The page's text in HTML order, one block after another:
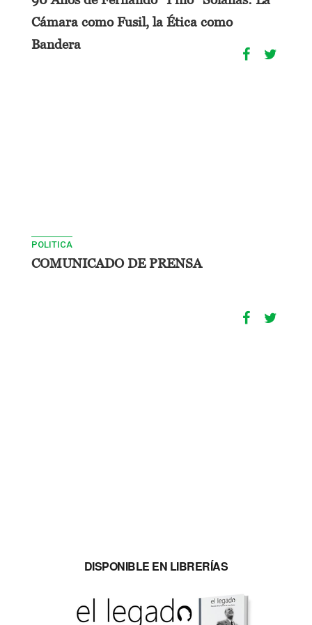
Cámara como Fusil, la Ética como
Bandera
POLITICA
COMUNICADO DE PRENSA
DISPONIBLE EN LIBRERÍAS